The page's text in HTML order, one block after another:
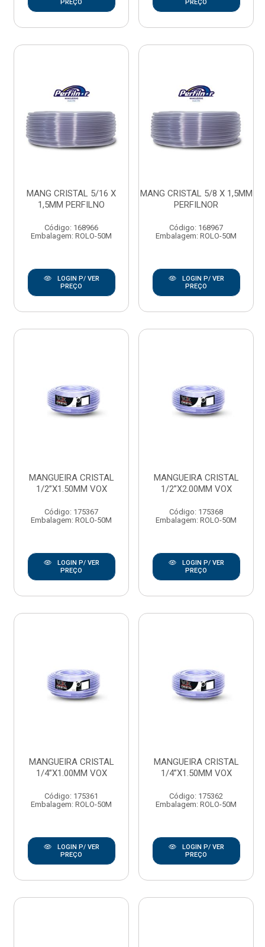
PREÇO PREÇO
MANG CRISTAL 5/16 X
1,5MM PERFILNO
Código: 168966
Embalagem: ROLO-50M
LOGIN P/ VER
PREÇO
MANG CRISTAL 5/8 X 1,5MM
PERFILNOR
Código: 168967
Embalagem: ROLO-50M
LOGIN P/ VER
PREÇO
MANGUEIRA CRISTAL
1/2”X1.50MM VOX
Código: 175367
Embalagem: ROLO-50M
LOGIN P/ VER
PREÇO
MANGUEIRA CRISTAL
1/2”X2.00MM VOX
Código: 175368
Embalagem: ROLO-50M
LOGIN P/ VER
PREÇO
MANGUEIRA CRISTAL
1/4”X1.00MM VOX
Código: 175361
Embalagem: ROLO-50M
LOGIN P/ VER
PREÇO
MANGUEIRA CRISTAL
1/4”X1.50MM VOX
Código: 175362
Embalagem: ROLO-50M
LOGIN P/ VER
PREÇO